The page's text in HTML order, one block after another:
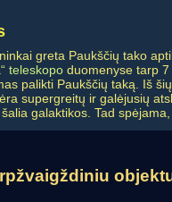
greta Paukščių tako
teleskopo duomenyse tarp
palikti Paukščių taką. Iš
supergreitų ir galėjusių
galaktikos. Tad